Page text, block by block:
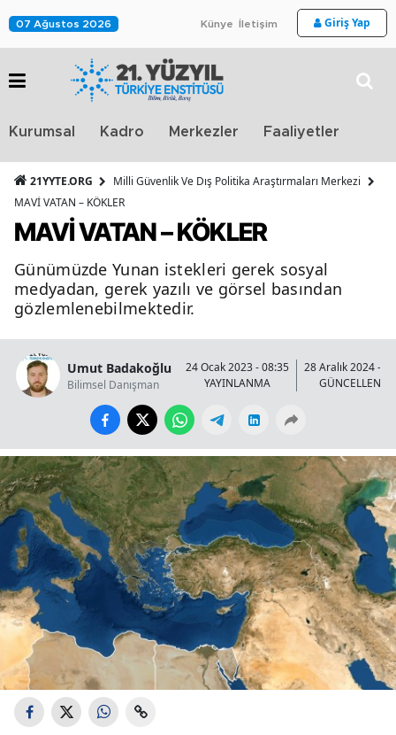
07 Ağustos 2026 Künye İletişim Giriş Yap
Kurumsal Kadro Merkezler Faaliyetler
21YYTE.ORG
Milli Güvenlik Ve Dış Politika Araştırmaları Merkezi
MAVİ VATAN – KÖKLER
MAVİ VATAN – KÖKLER
Günümüzde Yunan istekleri gerek sosyal
medyadan, gerek yazılı ve görsel basından
gözlemlenebilmektedir.
Umut Badakoğlu
Bilimsel Danışman
24 Ocak 2023 - 08:35
YAYINLANMA
28 Aralık 2024 -
GÜNCELLENME